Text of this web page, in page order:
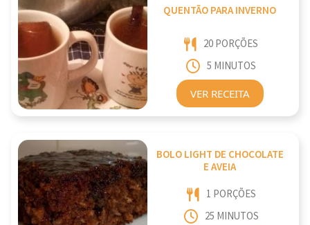
QUENTÃO PARA INVERNO
20 PORÇÕES
5 MINUTOS
VER RECEITA
BOLO LIGHT DE CHOCOLATE
E AVEIA
1 PORÇÕES
25 MINUTOS